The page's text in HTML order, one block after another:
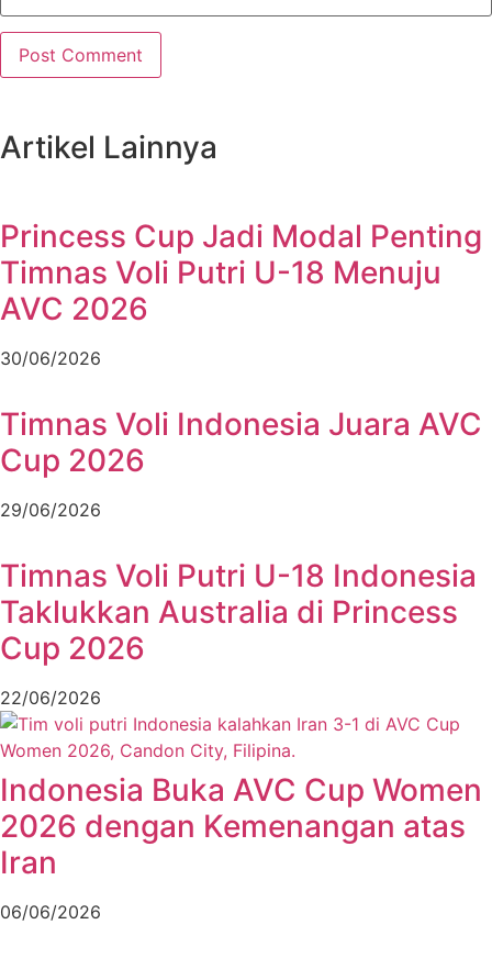
Artikel Lainnya
Princess Cup Jadi Modal Penting
Timnas Voli Putri U-18 Menuju
AVC 2026
30/06/2026
Timnas Voli Indonesia Juara AVC
Cup 2026
29/06/2026
Timnas Voli Putri U-18 Indonesia
Taklukkan Australia di Princess
Cup 2026
22/06/2026
Indonesia Buka AVC Cup Women
2026 dengan Kemenangan atas
Iran
06/06/2026